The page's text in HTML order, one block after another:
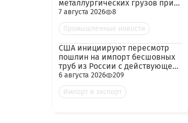
металлургических грузов при
гарантированных объёмах
7 августа 2026
8
Промышленные новости
США инициируют пересмотр
пошлин на импорт бесшовных
труб из России с действующей
ставкой 209,72%
6 августа 2026
209
Импорт и экспорт